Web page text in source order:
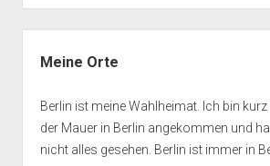
Meine Orte
Berlin ist meine Wahlheimat. Ich bin kurz
der Mauer in Berlin angekommen und
nicht alles gesehen. Berlin ist immer in